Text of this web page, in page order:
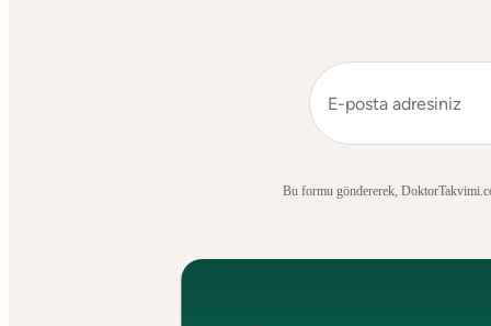
Bu formu göndererek,